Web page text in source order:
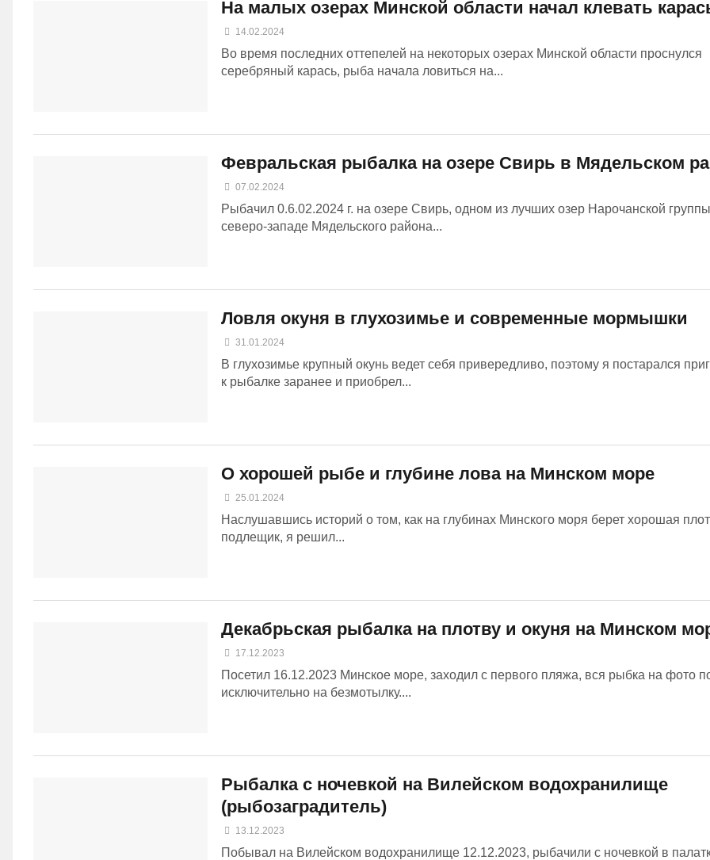
На малых озерах Минской области начал клевать
14.02.2024
Во время последних оттепелей на некоторых озерах Минской области проснулся
серебряный карась, рыба начала ловиться на...
Февральская рыбалка на озере Свирь в Мядельском
07.02.2024
Рыбачил 0.6.02.2024 г. на озере Свирь, одном из лучших озер Нарочанской
северо-западе Мядельского района...
Ловля окуня в глухозимье и современные мормышки
31.01.2024
В глухозимье крупный окунь ведет себя привередливо, поэтому я постарался
к рыбалке заранее и приобрел...
О хорошей рыбе и глубине лова на Минском море
25.01.2024
Наслушавшись историй о том, как на глубинах Минского моря берет хорошая
подлещик, я решил...
Декабрьская рыбалка на плотву и окуня на Минском
17.12.2023
Посетил 16.12.2023 Минское море, заходил с первого пляжа, вся рыбка на фото
исключительно на безмотылку....
Рыбалка с ночевкой на Вилейском водохранилище
(рыбозаградитель)
13.12.2023
Побывал на Вилейском водохранилище 12.12.2023, рыбачили с ночевкой в